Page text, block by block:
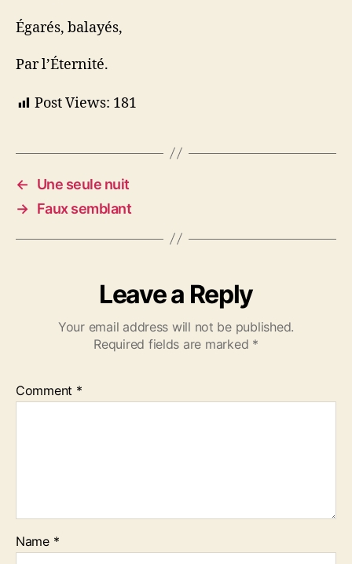
Égarés, balayés,
Par l’Éternité.
Post Views: 181
←
Une seule nuit
→ Faux semblant
Leave a Reply
Your email address will not be published.
Required fields are marked *
Comment *
Name *